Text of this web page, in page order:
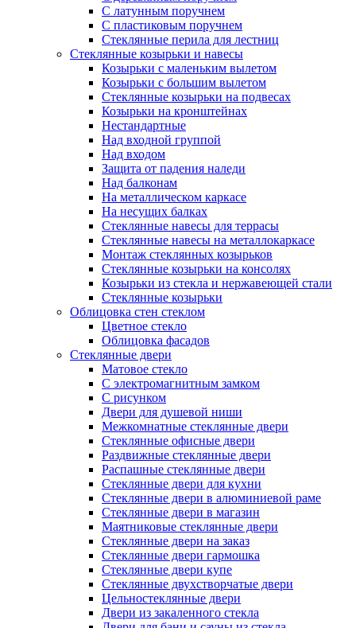
С латунным поручнем
С пластиковым поручнем
Стеклянные перила для лестниц
Стеклянные козырьки и навесы
Козырьки с маленьким вылетом
Козырьки с большим вылетом
Стеклянные козырьки на подвесах
Козырьки на кронштейнах
Нестандартные
Над входной группой
Над входом
Защита от падения наледи
Над балконам
На металлическом каркасе
На несущих балках
Стеклянные навесы для террасы
Стеклянные навесы на металлокаркасе
Монтаж стеклянных козырьков
Стеклянные козырьки на консолях
Козырьки из стекла и нержавеющей стали
Стеклянные козырьки
Облицовка стен стеклом
Цветное стекло
Облицовка фасадов
Стеклянные двери
Матовое стекло
С электромагнитным замком
С рисунком
Двери для душевой ниши
Межкомнатные стеклянные двери
Стеклянные офисные двери
Раздвижные стеклянные двери
Распашные стеклянные двери
Стеклянные двери для кухни
Стеклянные двери в алюминиевой раме
Стеклянные двери в магазин
Маятниковые стеклянные двери
Стеклянные двери на заказ
Стеклянные двери гармошка
Стеклянные двери купе
Стеклянные двухстворчатые двери
Цельностеклянные двери
Двери из закаленного стекла